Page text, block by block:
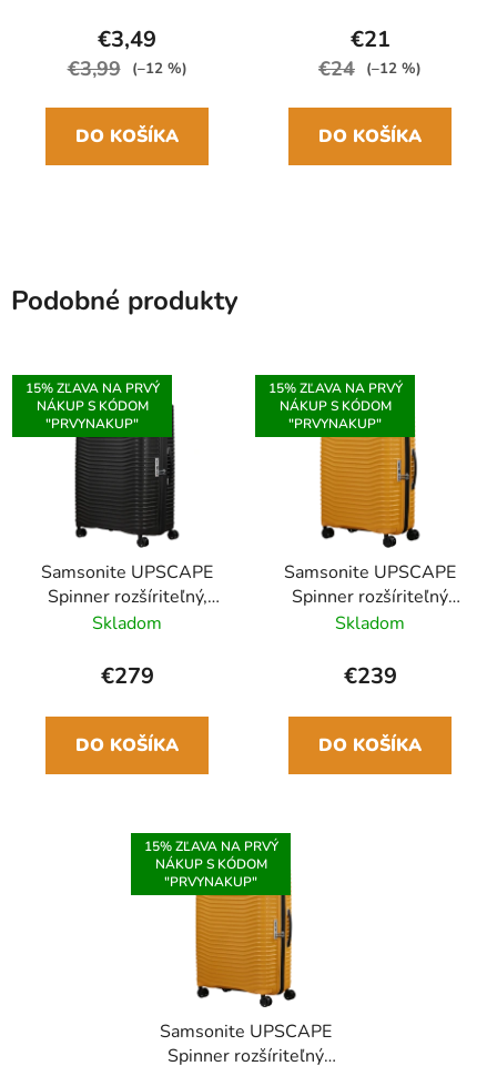
€3,49
€3,99 (–12 %)
DO KOŠÍKA
€21
€24 (–12 %)
DO KOŠÍKA
Podobné produkty
15% ZĽAVA NA PRVÝ
NÁKUP S KÓDOM
"PRVYNAKUP"
Samsonite UPSCAPE
Spinner rozšíriteľný,
81cm Čierna
Skladom
€279
DO KOŠÍKA
15% ZĽAVA NA PRVÝ
NÁKUP S KÓDOM
"PRVYNAKUP"
Samsonite UPSCAPE
Spinner rozšíriteľný
68cm Žltá
Skladom
€239
DO KOŠÍKA
15% ZĽAVA NA PRVÝ
NÁKUP S KÓDOM
"PRVYNAKUP"
Samsonite UPSCAPE
Spinner rozšíriteľný